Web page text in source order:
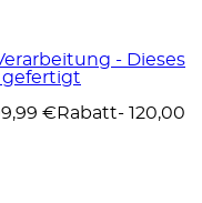
- Dieses
gefertigt
€ Rabatt- 120,00